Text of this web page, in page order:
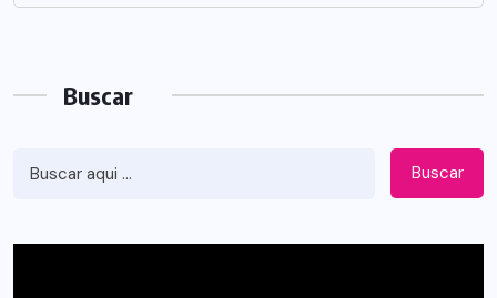
Buscar
Buscar